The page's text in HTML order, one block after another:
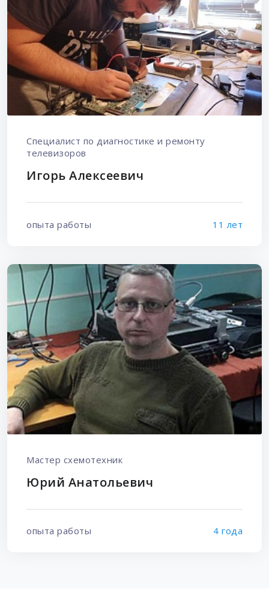
Специалист по диагностике и ремонту
телевизоров
Игорь Алексеевич
опыта работы 11 лет
Мастер схемотехник
Юрий Анатольевич
опыта работы 4 года